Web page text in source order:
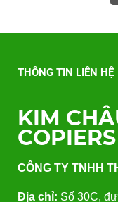
THÔNG TIN LIÊN HỆ
KIM
COPIERS
CÔNG TY TNHH
Địa chỉ: Số 30C,